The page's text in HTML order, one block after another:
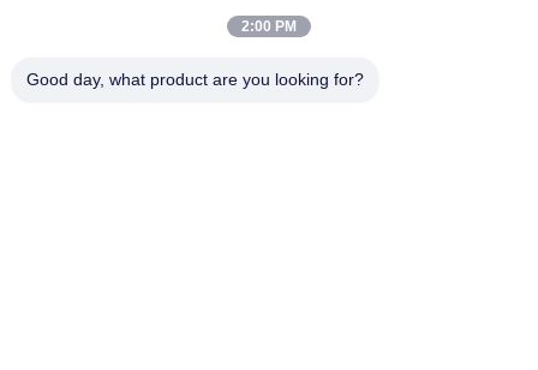
2:00 PM
Good day, what product are you looking for?